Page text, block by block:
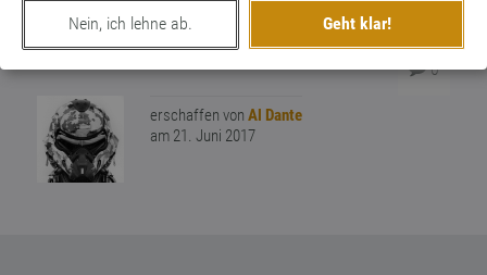
Nein, ich lehne ab. Geht klar!
ist sowas von beratungsresistent. Ich
könnte ihn so an die Wand klatschen!"
0
erschaffen von Al Dante
am 21. Juni 2017